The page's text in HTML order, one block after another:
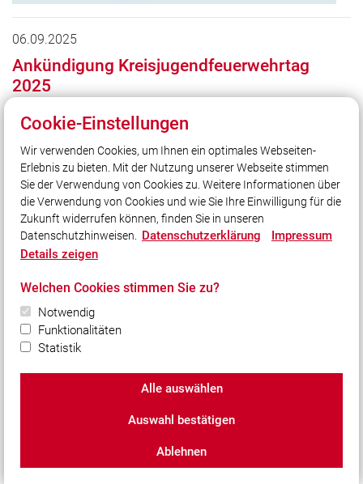
06.09.2025
Ankündigung Kreisjugendfeuerwehrtag
2025
EBENSFELD. 128 Jugendfeuerwehrleute in 34 Gruppen aus
dem gesamten Landkreis stellen sich am Sonntag, 14.
September 2025, beim Jugendleistungsmarsch anlässlich
des 32. Kreisjugendfeuerwehrtag den Herausforderungen.
Die Besucher erwartet ein abwechslungsreiches
Rahmenprogramm.
Mehr anzeigen
Cookie-Einstellungen
Wir verwenden Cookies, um Ihnen ein optimales Webseiten-
Erlebnis zu bieten. Mit der Nutzung unserer Webseite stimmen
Sie der Verwendung von Cookies zu. Weitere Informationen über
die Verwendung von Cookies und wie Sie Ihre Einwilligung für die
Zukunft widerrufen können, finden Sie in unseren
Datenschutzhinweisen. Datenschutzerklärung
Impressum
Details zeigen
Welchen Cookies stimmen Sie zu?
Notwendig
Funktionalitäten
Statistik
Alle auswählen
Auswahl bestätigen
Ablehnen